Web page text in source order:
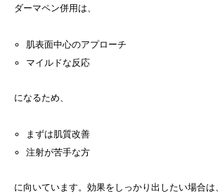
ダーマペン併用は、
肌表面中心のアプローチ
マイルドな反応
になるため、
まずは肌質改善
注射が苦手な方
に向いています。効果をしっかり出したい場合は、